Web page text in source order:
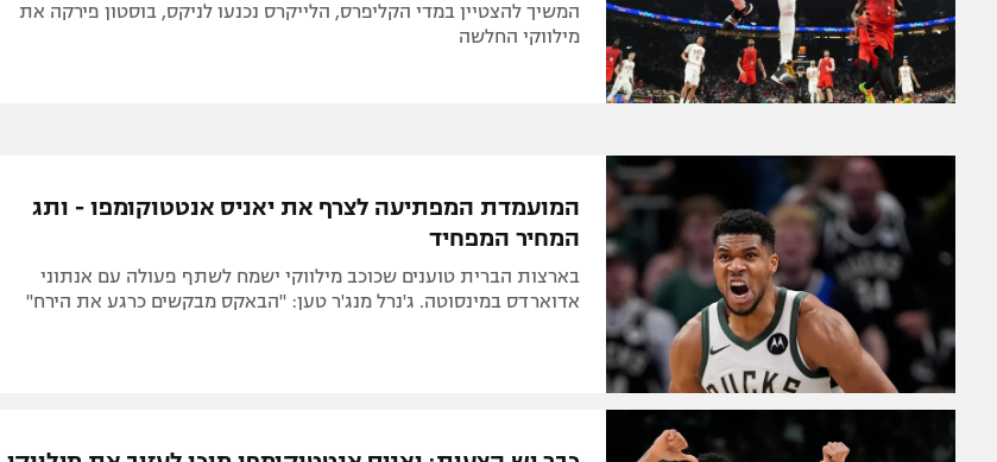
המשיך להצטיין במדי הקליפרס, הלייקרס נכנעו לניקס, בוסטון פירקה את
מילווקי החלשה
המועמדת המפתיעה לצרף את יאניס אנטטוקומפו - ותג
המחיר המפחיד
בארצות הברית טוענים שכוכב מילווקי ישמח לשתף פעולה עם אנתוני
אדוארדס במינסוטה. ג'נרל מנג'ר טען: "הבאקס מבקשים כרגע את הירח"